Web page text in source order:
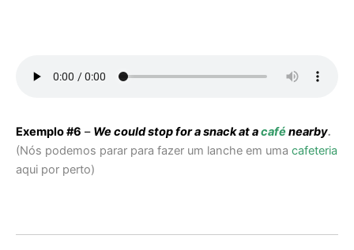
Exemplo #6 – We could stop for a snack at acafénearby.
(Nós podemos parar para fazer um lanche em uma cafeteria
aqui por perto)